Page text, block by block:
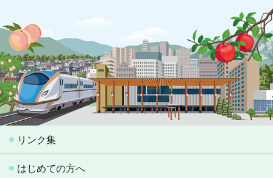
リンク集
はじめての方へ